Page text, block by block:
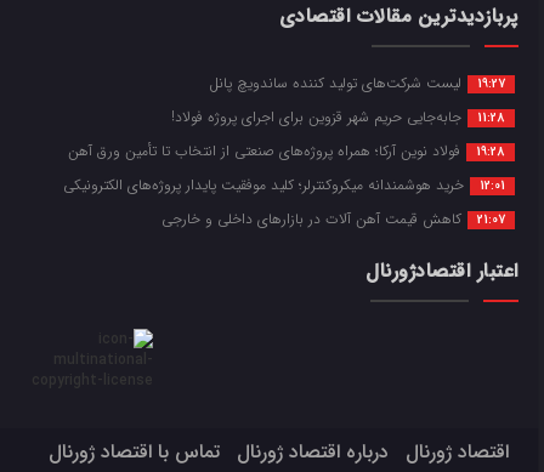
پربازدیدترین مقالات اقتصادی
19:27 لیست شرکت‌های تولید کننده ساندویچ پانل
11:28 جابه‌جایی حریم شهر قزوین برای اجرای پروژه فولاد!
19:28 فولاد نوین آرکا؛ همراه پروژه‌های صنعتی از انتخاب تا تأمین ورق آهن
12:01 خرید هوشمندانه میکروکنترلر؛ کلید موفقیت پایدار پروژه‌های الکترونیکی
21:07 کاهش قیمت آهن آلات در بازارهای داخلی و خارجی
اعتبار اقتصادژورنال
اقتصاد ژورنال درباره اقتصاد ژورنال تماس با اقتصاد ژورنال